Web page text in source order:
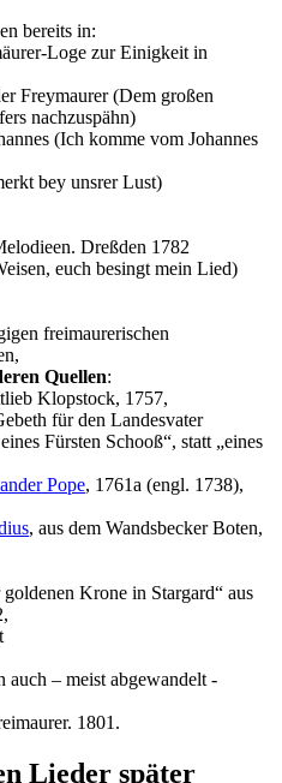
bereits in:
Loge zur Einigkeit in
Freymaurer (Dem großen
nachzuspähn)
(Ich komme vom Johannes
bey unsrer Lust)
Dreßden 1782
euch besingt mein Lied)
freimaurerischen
Quellen:
Klopstock, 1757,
für den Landesvater
Fürsten Schooß“, statt „eines
Pope, 1761a (engl. 1738),
, aus dem Wandsbecker Boten,
Krone in Stargard“ aus
– meist abgewandelt -
1801.
Lieder später